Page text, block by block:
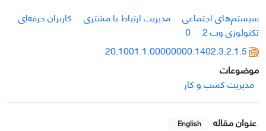
سیستم‌های اجتماعی
مدیریت ارتباط با مشتری
کاربران حرفه‌ای
تکنولوژی وب 2
0
20.1001.1.00000000.1402.3.2.1.5
موضوعات
مدیریت کسب و کار
عنوان مقاله English